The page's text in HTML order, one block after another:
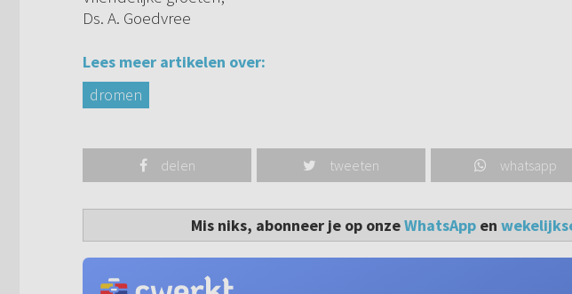
Ds. A. Goedvree
Lees meer artikelen over:
dromen
delen tweeten whatsapp
Mis niks, abonneer je op onzeWhatsAppen